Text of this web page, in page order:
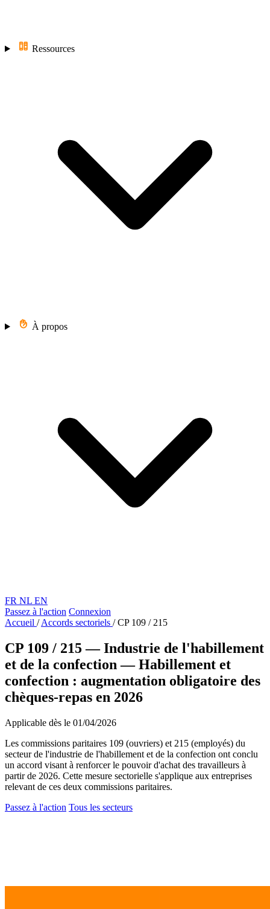
Ressources
À propos
FR NL EN
Passez à l'action Connexion
Accueil / Accords sectoriels / CP 109 / 215
CP 109 / 215 — Industrie de l'habillement
et de la confection—Habillement et
confection : augmentation obligatoire des
chèques-repas en 2026
Applicable dès le 01/04/2026
Les commissions paritaires 109 (ouvriers) et 215 (employés) du
secteur de l'industrie de l'habillement et de la confection ont conclu
un accord visant à renforcer le pouvoir d'achat des travailleurs à
partir de 2026. Cette mesure sectorielle s'applique aux entreprises
relevant de ces deux commissions paritaires.
Passez à l'action Tous les secteurs